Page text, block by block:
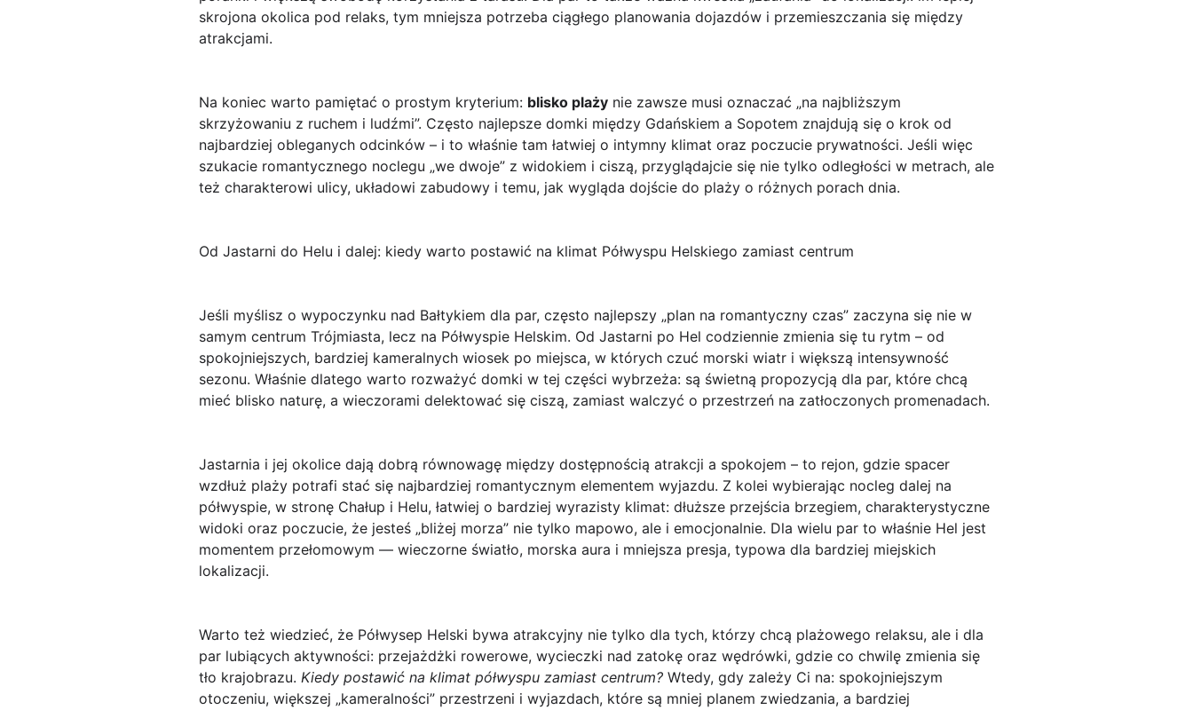
skrojona okolica pod relaks, tym mniejsza potrzeba ciągłego planowania dojazdów i przemieszczania się między
atrakcjami.
Na koniec warto pamiętać o prostym kryterium: blisko plaży nie zawsze musi oznaczać „na najbliższym
skrzyżowaniu z ruchem i ludźmi”. Często najlepsze domki między Gdańskiem a Sopotem znajdują się o krok od
najbardziej obleganych odcinków – i to właśnie tam łatwiej o intymny klimat oraz poczucie prywatności. Jeśli więc
szukacie romantycznego noclegu „we dwoje” z widokiem i ciszą, przyglądajcie się nie tylko odległości w metrach, ale
też charakterowi ulicy, układowi zabudowy i temu, jak wygląda dojście do plaży o różnych porach dnia.
Od Jastarni do Helu i dalej: kiedy warto postawić na klimat Półwyspu Helskiego zamiast centrum
Jeśli myślisz o wypoczynku nad Bałtykiem dla par, często najlepszy „plan na romantyczny czas” zaczyna się nie w
samym centrum Trójmiasta, lecz na Półwyspie Helskim. Od Jastarni po Hel codziennie zmienia się tu rytm – od
spokojniejszych, bardziej kameralnych wiosek po miejsca, w których czuć morski wiatr i większą intensywność
sezonu. Właśnie dlatego warto rozważyć domki w tej części wybrzeża: są świetną propozycją dla par, które chcą
mieć blisko naturę, a wieczorami delektować się ciszą, zamiast walczyć o przestrzeń na zatłoczonych promenadach.
Jastarnia i jej okolice dają dobrą równowagę między dostępnością atrakcji a spokojem – to rejon, gdzie spacer
wzdłuż plaży potrafi stać się najbardziej romantycznym elementem wyjazdu. Z kolei wybierając nocleg dalej na
półwyspie, w stronę Chałup i Helu, łatwiej o bardziej wyrazisty klimat: dłuższe przejścia brzegiem, charakterystyczne
widoki oraz poczucie, że jesteś „bliżej morza” nie tylko mapowo, ale i emocjonalnie. Dla wielu par to właśnie Hel jest
momentem przełomowym — wieczorne światło, morska aura i mniejsza presja, typowa dla bardziej miejskich
lokalizacji.
Warto też wiedzieć, że Półwysep Helski bywa atrakcyjny nie tylko dla tych, którzy chcą plażowego relaksu, ale i dla
par lubiących aktywności: przejażdżki rowerowe, wycieczki nad zatokę oraz wędrówki, gdzie co chwilę zmienia się
tło krajobrazu. Kiedy postawić na klimat półwyspu zamiast centrum? Wtedy, gdy zależy Ci na: spokojniejszym
otoczeniu, większej „kameralności” przestrzeni i wyjazdach, które są mniej planem zwiedzania, a bardziej